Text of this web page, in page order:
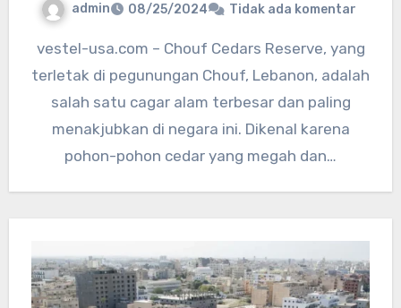
admin 08/25/2024 Tidak ada komentar
vestel-usa.com – Chouf Cedars Reserve, yang
terletak di pegunungan Chouf, Lebanon, adalah
salah satu cagar alam terbesar dan paling
menakjubkan di negara ini. Dikenal karena
pohon-pohon cedar yang megah dan…